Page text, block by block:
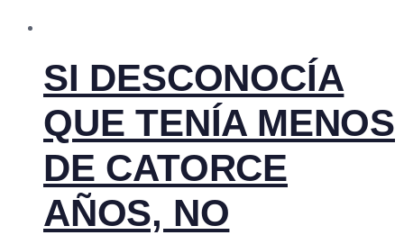
SI DESCONOCÍA
QUE TENÍA MENOS
DE CATORCE
AÑOS, NO